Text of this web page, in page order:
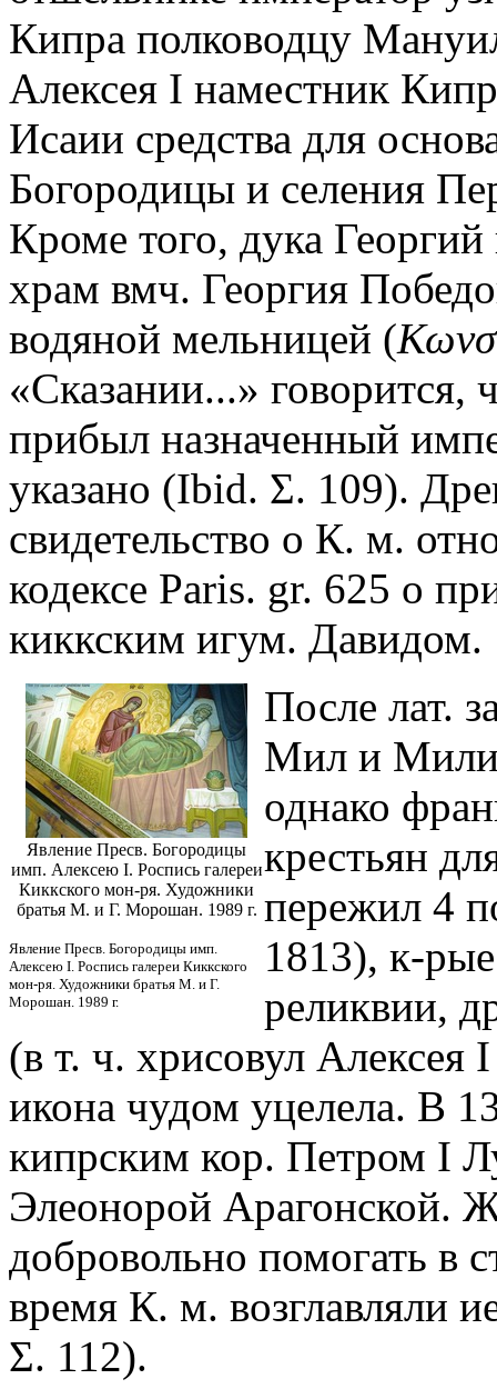
Кипра полководцу
Алексея I наместник
Исаии средства для
Богородицы и селения
Кроме того, дука
храм вмч. Георгия
водяной мельницей (
«Сказании...» говорится,
прибыл назначенный
указано (Ibid. Σ. 109).
свидетельство о К. м.
кодексе Paris. gr. 625 о
киккским игум. Давидом.
Явление Пресв. Богородицы
имп. Алексею I. Роспись галереи
Киккского мон-ря. Художники
братья М. и Г. Морошан. 1989 г.
Явление Пресв. Богородицы имп.
Алексею I. Роспись галереи Киккского
мон-ря. Художники братья М. и Г.
Морошан. 1989 г.
После лат.
Мил и
однако
крестьян
пережил 4
1813), к-
реликвии,
(в т. ч. хрисовул
икона чудом уцелела. В
кипрским кор. Петром I
Элеонорой Арагонской.
добровольно помогать в
время К. м. возглавляли
Σ. 112).